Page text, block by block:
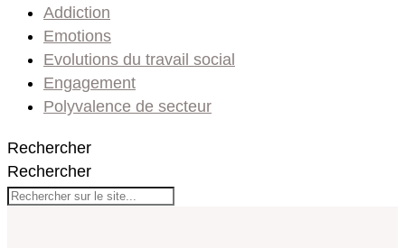
Addiction
Emotions
Evolutions du travail social
Engagement
Polyvalence de secteur
Rechercher
Rechercher